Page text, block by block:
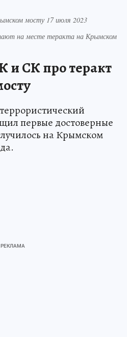
мосту 17 июля 2023
на месте теракта на Крымском
и СК про теракт
первые достоверные
на Крымском